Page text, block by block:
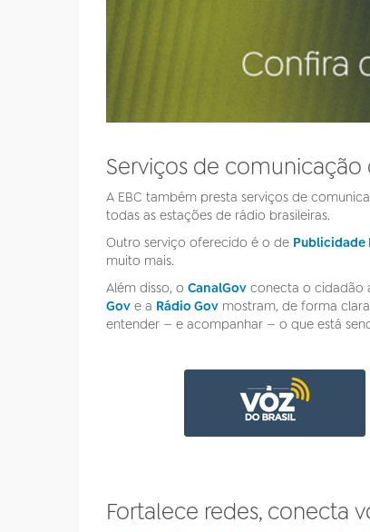
Serviços de
A EBC também presta serviços de
todas as estações de rádio brasileiras.
Outro serviço oferecido é o de Publicidade
muito mais.
Além disso, o CanalGov conecta o cidadão
Gov e a Rádio Gov mostram, de forma
entender — e acompanhar — o que está
Fortalece redes, conecta